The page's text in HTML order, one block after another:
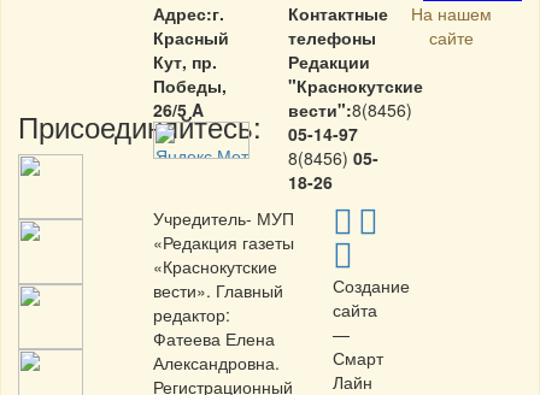
Присоединяйтесь:
Адрес:г.
Красный
Кут, пр.
Победы,
26/5 A
Контактные
телефоны
Редакции
"Краснокутские
вести":8(8456)
05-14-97
8(8456) 05-
18-26
Учредитель- МУП
«Редакция газеты
«Краснокутские
вести». Главный
редактор:
Фатеева Елена
Александровна.
Регистрационный
Создание
сайта
—
Смарт
Лайн
На нашем
сайте